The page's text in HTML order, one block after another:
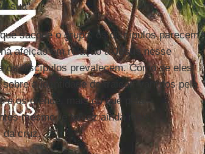
sua".
sacode o grupo, os discípulos parecem
afeição em relação aJesusnesse
os discípulos prevalecem. Como se eles
a identidade do traidor, varridos pela
e os ofende, mais do que pela
mesmo (e talvez ainda mais
da cruz.